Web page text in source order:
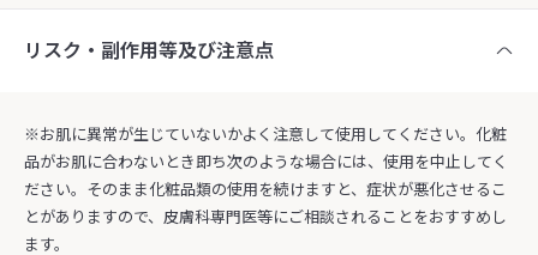
リスク・副作用等及び注意点
※お肌に異常が生じていないかよく注意して使用してください。化粧
品がお肌に合わないとき即ち次のような場合には、使用を中止してく
ださい。そのまま化粧品類の使用を続けますと、症状が悪化させるこ
とがありますので、皮膚科専門医等にご相談されることをおすすめし
ます。